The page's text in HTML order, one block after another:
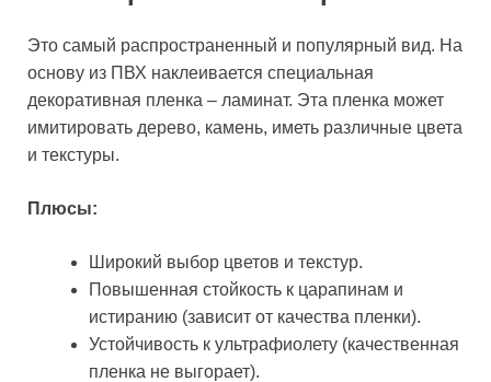
Это самый распространенный и популярный вид. На
основу из ПВХ наклеивается специальная
декоративная пленка – ламинат. Эта пленка может
имитировать дерево, камень, иметь различные цвета
и текстуры.
Плюсы:
Широкий выбор цветов и текстур.
Повышенная стойкость к царапинам и
истиранию (зависит от качества пленки).
Устойчивость к ультрафиолету (качественная
пленка не выгорает).